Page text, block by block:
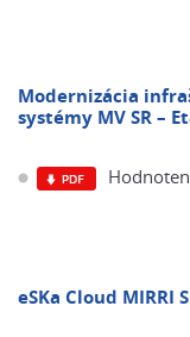
Modernizácia
systémy MV SR –
eSKa Cloud MIRRI